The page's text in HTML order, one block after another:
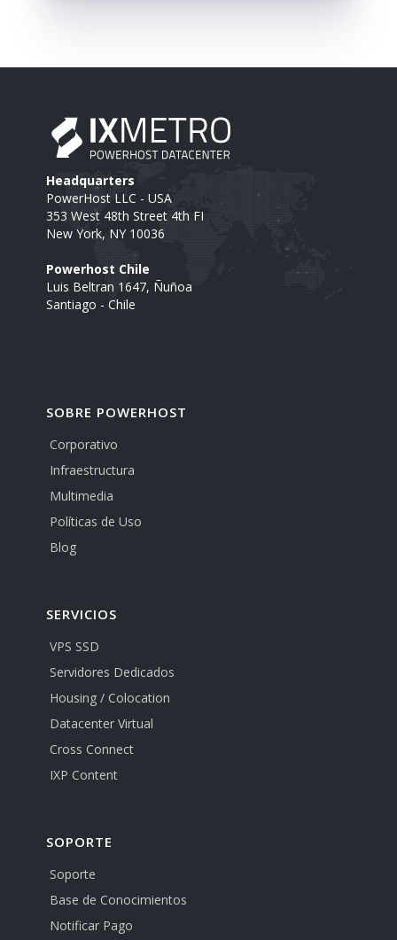
Headquarters
PowerHost LLC - USA
353 West 48th Street 4th FI
New York, NY 10036
Powerhost Chile
Luis Beltran 1647, Ñuñoa
Santiago - Chile
SOBRE POWERHOST
Corporativo
Infraestructura
Multimedia
Políticas de Uso
Blog
SERVICIOS
VPS SSD
Servidores Dedicados
Housing / Colocation
Datacenter Virtual
Cross Connect
IXP Content
SOPORTE
Soporte
Base de Conocimientos
Notificar Pago